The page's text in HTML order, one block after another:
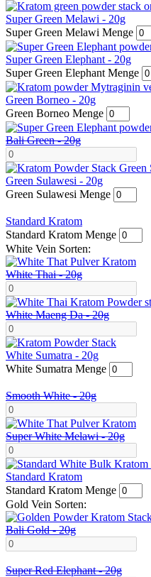
Super Green Melawi - 20g
Super Green Melawi Menge
Super Green Elephant - 20g
Super Green Elephant Menge
Green Borneo - 20g
Green Borneo Menge
Bali Green - 20g
Green Sulawesi - 20g
Green Sulawesi Menge
Standard Kratom
Standard Kratom Menge
White Vein Sorten:
White Thai - 20g
White Maeng Da - 20g
White Sumatra - 20g
White Sumatra Menge
Smooth White - 20g
Super White Melawi - 20g
Standard Kratom
Standard Kratom Menge
Gold Vein Sorten:
Bali Gold - 20g
Super Red Elephant - 20g